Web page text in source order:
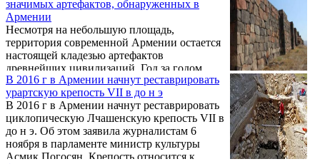
значимых артефактов, обнаруженных в
Армении
Несмотря на небольшую площадь,
территория современной Армении остается
настоящей кладезью артефактов
древнейших цивилизаций. Год за годом
археологические экспедиции
обнаруживают находки, аналогов которых
не существует больше нигде в мире.
PanARMENIAN.Net представляет десятку
самых значимых артефактов, обнаруженных
в Армении.
В 2016 г в Армении начнут реставрировать
урартскую крепость VII в до н э
В 2016 г в Армении начнут реставрировать
циклопическую Лчашенскую крепость VII в
до н э. Об этом заявила журналистам 6
ноября в парламенте министр культуры
Асмик Погосян. Крепость относится к